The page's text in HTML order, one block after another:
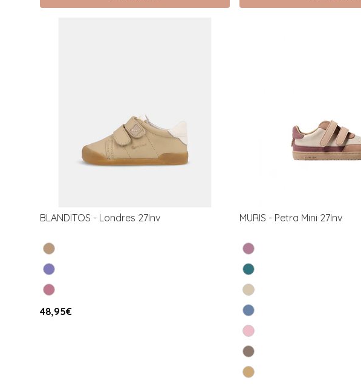
BLANDITOS - Londres 27Inv
48,95€
MURIS - Petra Mini 27Inv